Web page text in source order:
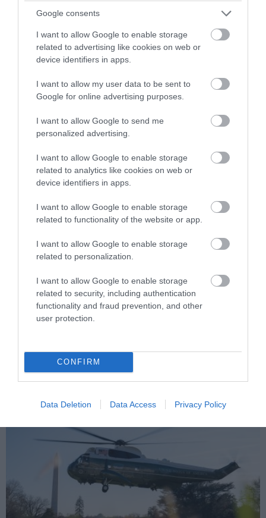
Google consents
I want to allow Google to enable storage
related to advertising like cookies on web or
device identifiers in apps.
I want to allow my user data to be sent to
Google for online advertising purposes.
I want to allow Google to send me
personalized advertising.
I want to allow Google to enable storage
related to analytics like cookies on web or
device identifiers in apps.
I want to allow Google to enable storage
related to functionality of the website or app.
I want to allow Google to enable storage
related to personalization.
I want to allow Google to enable storage
related to security, including authentication
functionality and fraud prevention, and other
user protection.
CONFIRM
Data Deletion Data Access Privacy Policy
PRONEWS.GR /ΔΙΕΘΝΗΣ ΑΣΦΑΛΕΙΑ
Ανησυχία στην Δύση: H Ρωσία εξοπλίζει
τα Su-57 με νέους πυραύλους που
«κυνηγούν» τον στόχο μέσα από
παρεμβολές!
PRONEWS.GR /ΔΙΕΘΝΗΣ ΑΣΦΑΛΕΙΑ
Μαροκινός παράνομος μετανάστης
επιτέθηκε σε 42χρονη σε στάση Τραμ
κακοποιήσει!
06.08.2026 | 06:55